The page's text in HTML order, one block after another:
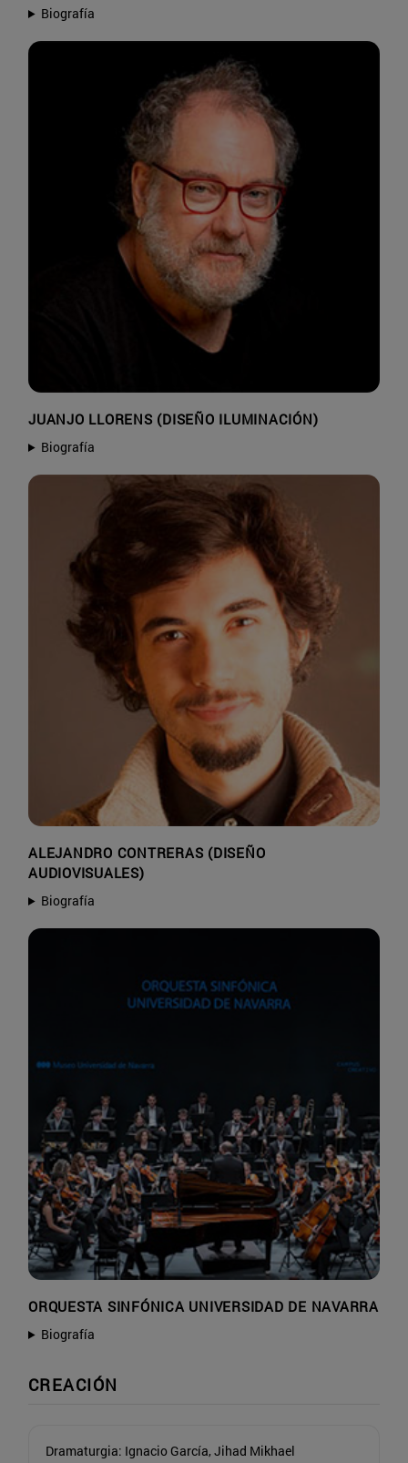
Biografía
JUANJO LLORENS (DISEÑO ILUMINACIÓN)
Biografía
ALEJANDRO CONTRERAS (DISEÑO
AUDIOVISUALES)
Biografía
ORQUESTA SINFÓNICA UNIVERSIDAD DE NAVARRA
Biografía
CREACIÓN
Dramaturgia: Ignacio García, Jihad Mikhael